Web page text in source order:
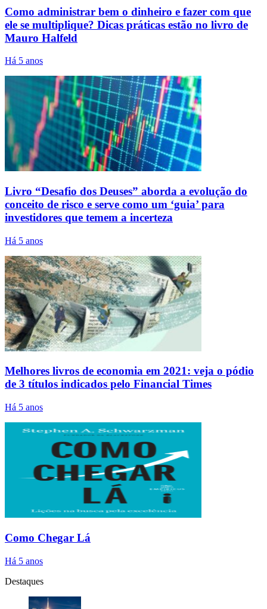
Como administrar bem o dinheiro e fazer com que
ele se multiplique? Dicas práticas estão no livro de
Mauro Halfeld
Há 5 anos
Livro “Desafio dos Deuses” aborda a evolução do
conceito de risco e serve como um ‘guia’ para
investidores que temem a incerteza
Há 5 anos
Melhores livros de economia em 2021: veja o pódio
de 3 títulos indicados pelo Financial Times
Há 5 anos
Como Chegar Lá
Há 5 anos
Destaques